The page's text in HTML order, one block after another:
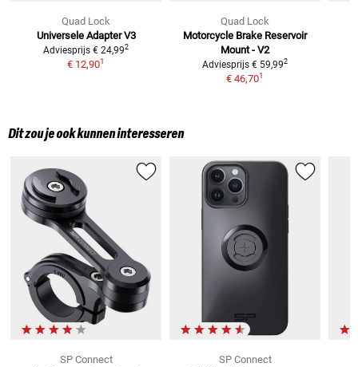
Quad Lock
Universele Adapter V3
Adviesprijs € 24,992
€ 12,901
Quad Lock
Motorcycle Brake Reservoir
Mount - V2
Adviesprijs € 59,992
€ 46,701
Dit zou je ook kunnen interesseren
SP Connect
SP Connect